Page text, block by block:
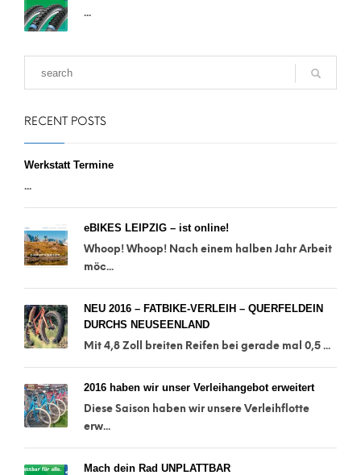
...
RECENT POSTS
Werkstatt Termine
...
eBIKES LEIPZIG – ist online!
Whoop! Whoop! Nach einem halben Jahr Arbeit
möc...
NEU 2016 – FATBIKE-VERLEIH – QUERFELDEIN
DURCHS NEUSEENLAND
Mit 4,8 Zoll breiten Reifen bei gerade mal 0,5 ...
2016 haben wir unser Verleihangebot erweitert
Diese Saison haben wir unsere Verleihflotte
erw...
Mach dein Rad UNPLATTBAR